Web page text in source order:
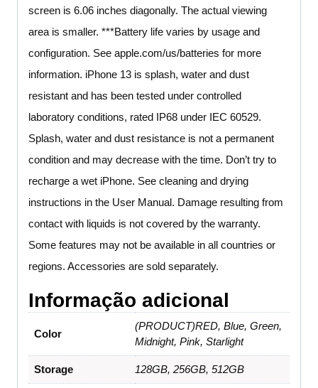
screen is 6.06 inches diagonally. The actual viewing
area is smaller. ***Battery life varies by usage and
configuration. See apple.com/us/batteries for more
information. iPhone 13 is splash, water and dust
resistant and has been tested under controlled
laboratory conditions, rated IP68 under IEC 60529.
Splash, water and dust resistance is not a permanent
condition and may decrease with the time. Don’t try to
recharge a wet iPhone. See cleaning and drying
instructions in the User Manual. Damage resulting from
contact with liquids is not covered by the warranty.
Some features may not be available in all countries or
regions. Accessories are sold separately.
Informação adicional
Color
(PRODUCT)RED, Blue, Green,
Midnight, Pink, Starlight
Storage 128GB, 256GB, 512GB